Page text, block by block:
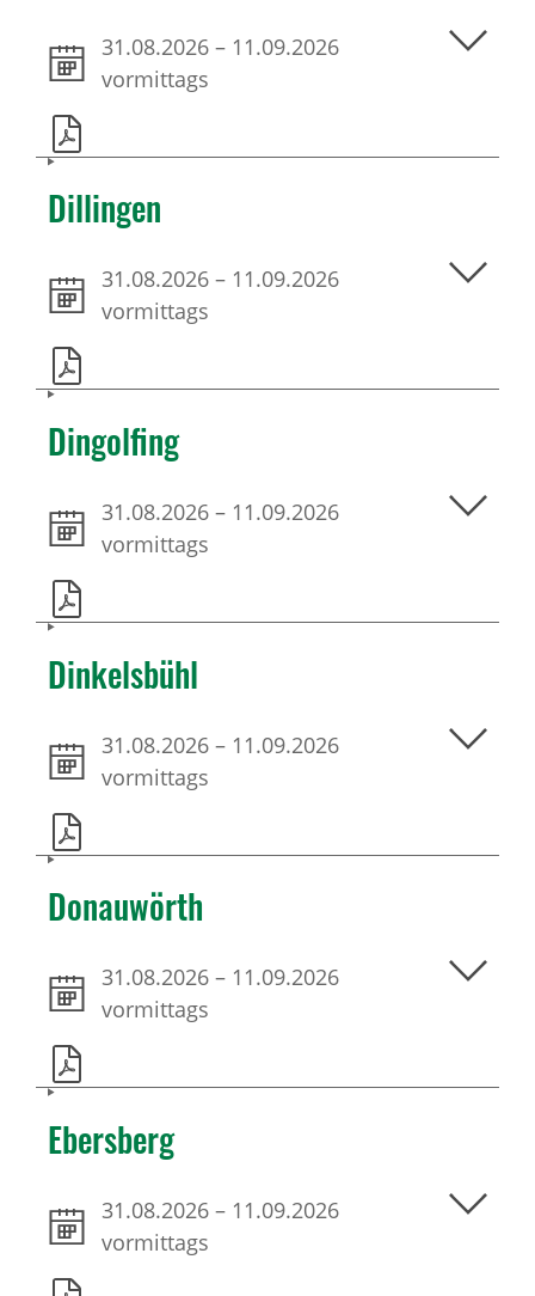
31.08.2026 – 11.09.2026
vormittags
Dillingen
31.08.2026 – 11.09.2026
vormittags
Dingolfing
31.08.2026 – 11.09.2026
vormittags
Dinkelsbühl
31.08.2026 – 11.09.2026
vormittags
Donauwörth
31.08.2026 – 11.09.2026
vormittags
Ebersberg
31.08.2026 – 11.09.2026
vormittags